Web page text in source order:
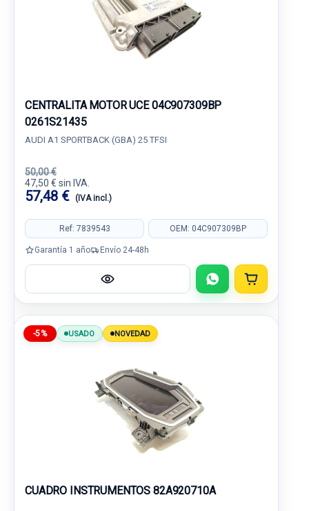
CENTRALITA MOTOR UCE 04C907309BP
0261S21435
AUDI A1 SPORTBACK (GBA) 25 TFSI
50,00 €
47,50 € sin IVA.
57,48 € (IVA incl.)
Ref: 7839543 OEM: 04C907309BP
Garantía 1 año Envío 24-48h
-5% USADO NOVEDAD
CUADRO INSTRUMENTOS 82A920710A